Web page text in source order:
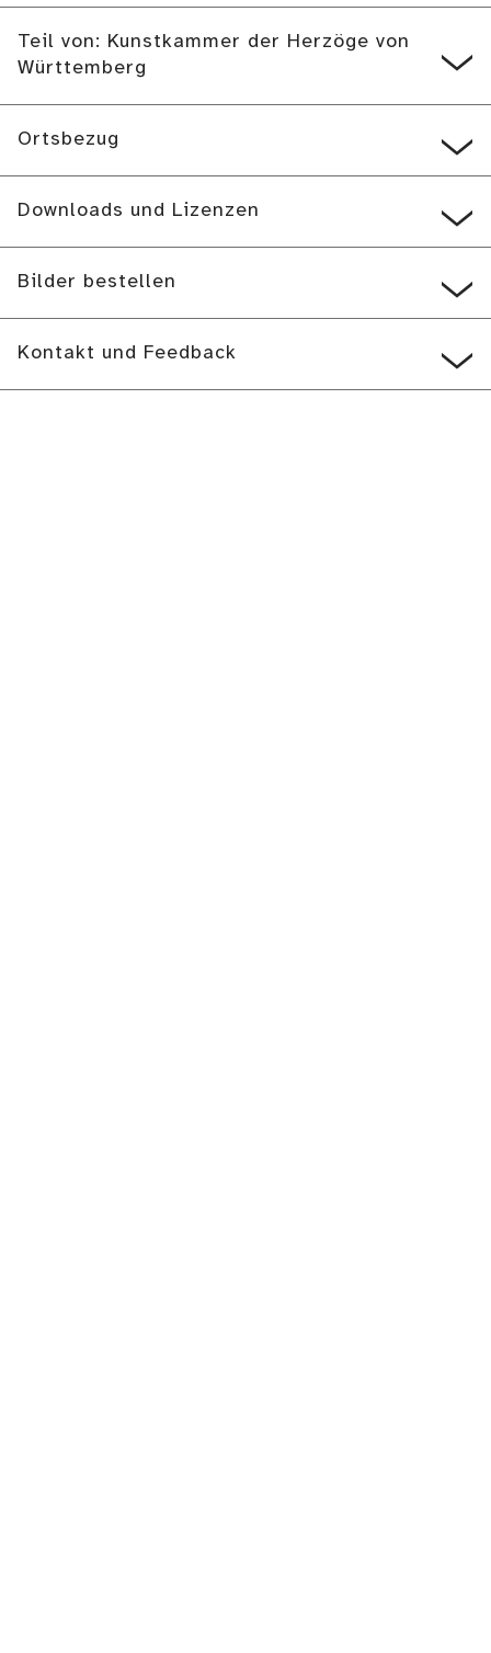
Teil von: Kunstkammer der Herzöge von
Württemberg
Ortsbezug
Downloads und Lizenzen
Bilder bestellen
Kontakt und Feedback